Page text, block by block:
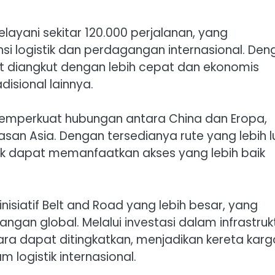
sekitar 120.000 perjalanan, yang
logistik dan perdagangan internasional.
dengan lebih cepat dan ekonomis
lainnya.
hubungan antara China dan Eropa,
Asia. Dengan tersedianya rute yang lebih
dapat memanfaatkan akses yang lebih baik
Belt and Road yang lebih besar, yang
global. Melalui investasi dalam
dapat ditingkatkan, menjadikan kereta
logistik internasional.